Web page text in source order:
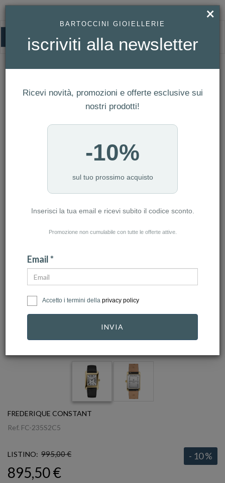
HOMEPAGE
OROLOGIO FREDERIQUE CONSTANT DONNA CARREE SMALL SECONDS
Orologio Frederique Constant Donna
Carree Small Seconds Ref. FC-235S2C5
click to zoom
FREDERIQUE CONSTANT
Ref. FC-235S2C5
LISTINO: 995,00 € - 10 %
895,50 €
×
BARTOCCINI GIOIELLERIE
iscriviti alla newsletter
Ricevi novità, promozioni e offerte esclusive sui
nostri prodotti!
-10%
sul tuo prossimo acquisto
Inserisci la tua email e ricevi subito il codice sconto.
Promozione non cumulabile con tutte le offerte attive.
Email *
Accetto i termini della privacy policy
INVIA